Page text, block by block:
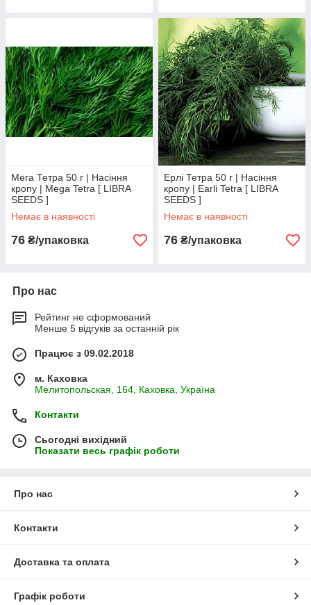
Мега Тетра 50 г | Насіння
кропу | Mega Tetra [ LIBRA
SEEDS ]
Немає в наявності
76 ₴/упаковка
Ерлі Тетра 50 г | Насіння
кропу | Earli Tetra [ LIBRA
SEEDS ]
Немає в наявності
76 ₴/упаковка
Про нас
Рейтинг не сформований
Менше 5 відгуків за останній рік
Працює з 09.02.2018
м. Каховка
Мелитопольская, 164, Каховка, Україна
Контакти
Сьогодні вихідний
Показати весь графік роботи
Про нас
Контакти
Доставка та оплата
Графік роботи